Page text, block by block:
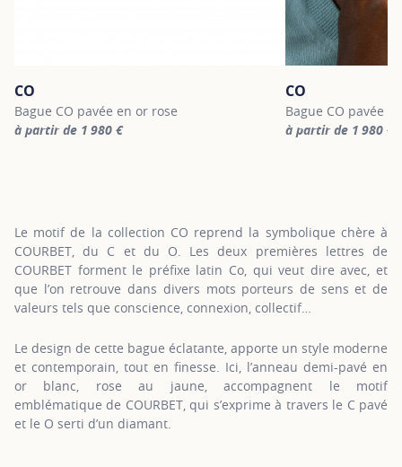
CO
Bague CO pavée en or rose
à partir de 1 980 €
CO
Bague CO pavée
à partir de 1 980 €
Le motif de la collection CO reprend la symbolique chère à
COURBET, du C et du O. Les deux premières lettres de
COURBET forment le préfixe latin Co, qui veut dire avec, et
que l’on retrouve dans divers mots porteurs de sens et de
valeurs tels que conscience, connexion, collectif…
Le design de cette bague éclatante, apporte un style moderne
et contemporain, tout en finesse. Ici, l’anneau demi-pavé en
or blanc, rose au jaune, accompagnent le motif
emblématique de COURBET, qui s’exprime à travers le C pavé
et le O serti d’un diamant.